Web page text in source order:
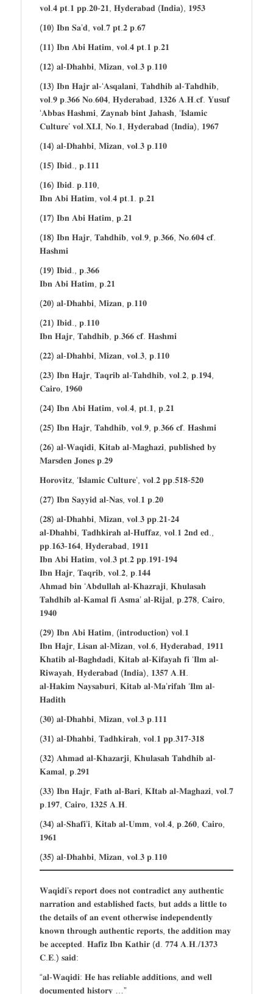
𝐯𝐨𝐥.𝟒 𝐩𝐭.𝟏 𝐩𝐩.𝟐𝟎-𝟐𝟏, 𝐇𝐲𝐝𝐞𝐫𝐚𝐛𝐚𝐝 (𝐈𝐧𝐝𝐢𝐚), 𝟏𝟗𝟓𝟑
(𝟏𝟎) 𝐈𝐛𝐧 𝐒𝐚’𝐝, 𝐯𝐨𝐥.𝟕 𝐩𝐭.𝟐 𝐩.𝟔𝟕
(𝟏𝟏) 𝐈𝐛𝐧 𝐀𝐛𝐢 𝐇𝐚𝐭𝐢𝐦, 𝐯𝐨𝐥.𝟒 𝐩𝐭.𝟏 𝐩.𝟐𝟏
(𝟏𝟐) 𝐚𝐥-𝐃𝐡𝐚𝐡𝐛𝐢, 𝐌𝐢𝐳𝐚𝐧, 𝐯𝐨𝐥.𝟑 𝐩.𝟏𝟏𝟎
(𝟏𝟑) 𝐈𝐛𝐧 𝐇𝐚𝐣𝐫 𝐚𝐥-‘𝐀𝐬𝐪𝐚𝐥𝐚𝐧𝐢, 𝐓𝐚𝐡𝐝𝐡𝐢𝐛 𝐚𝐥-𝐓𝐚𝐡𝐝𝐡𝐢𝐛,
𝐯𝐨𝐥.𝟗 𝐩.𝟑𝟔𝟔 𝐍𝐨.𝟔𝟎𝟒, 𝐇𝐲𝐝𝐞𝐫𝐚𝐛𝐚𝐝, 𝟏𝟑𝟐𝟔 𝐀.𝐇.𝐜𝐟. 𝐘𝐮𝐬𝐮𝐟
‘𝐀𝐛𝐛𝐚𝐬 𝐇𝐚𝐬𝐡𝐦𝐢, 𝐙𝐚𝐲𝐧𝐚𝐛 𝐛𝐢𝐧𝐭 𝐉𝐚𝐡𝐚𝐬𝐡, ‘𝐈𝐬𝐥𝐚𝐦𝐢𝐜
𝐂𝐮𝐥𝐭𝐮𝐫𝐞’ 𝐯𝐨𝐥.𝐗𝐋𝐈, 𝐍𝐨.𝟏, 𝐇𝐲𝐝𝐞𝐫𝐚𝐛𝐚𝐝 (𝐈𝐧𝐝𝐢𝐚), 𝟏𝟗𝟔𝟕
(𝟏𝟒) 𝐚𝐥-𝐃𝐡𝐚𝐡𝐛𝐢, 𝐌𝐢𝐳𝐚𝐧, 𝐯𝐨𝐥.𝟑 𝐩.𝟏𝟏𝟎
(𝟏𝟓) 𝐈𝐛𝐢𝐝., 𝐩.𝟏𝟏𝟏
(𝟏𝟔) 𝐈𝐛𝐢𝐝. 𝐩.𝟏𝟏𝟎,
𝐈𝐛𝐧 𝐀𝐛𝐢 𝐇𝐚𝐭𝐢𝐦, 𝐯𝐨𝐥.𝟒 𝐩𝐭.𝟏. 𝐩.𝟐𝟏
(𝟏𝟕) 𝐈𝐛𝐧 𝐀𝐛𝐢 𝐇𝐚𝐭𝐢𝐦, 𝐩.𝟐𝟏
(𝟏𝟖) 𝐈𝐛𝐧 𝐇𝐚𝐣𝐫, 𝐓𝐚𝐡𝐝𝐡𝐢𝐛, 𝐯𝐨𝐥.𝟗, 𝐩.𝟑𝟔𝟔, 𝐍𝐨.𝟔𝟎𝟒 𝐜𝐟.
𝐇𝐚𝐬𝐡𝐦𝐢
(𝟏𝟗) 𝐈𝐛𝐢𝐝., 𝐩.𝟑𝟔𝟔
𝐈𝐛𝐧 𝐀𝐛𝐢 𝐇𝐚𝐭𝐢𝐦, 𝐩.𝟐𝟏
(𝟐𝟎) 𝐚𝐥-𝐃𝐡𝐚𝐡𝐛𝐢, 𝐌𝐢𝐳𝐚𝐧, 𝐩.𝟏𝟏𝟎
(𝟐𝟏) 𝐈𝐛𝐢𝐝., 𝐩.𝟏𝟏𝟎
𝐈𝐛𝐧 𝐇𝐚𝐣𝐫, 𝐓𝐚𝐡𝐝𝐡𝐢𝐛, 𝐩.𝟑𝟔𝟔 𝐜𝐟. 𝐇𝐚𝐬𝐡𝐦𝐢
(𝟐𝟐) 𝐚𝐥-𝐃𝐡𝐚𝐡𝐛𝐢, 𝐌𝐢𝐳𝐚𝐧, 𝐯𝐨𝐥.𝟑, 𝐩.𝟏𝟏𝟎
(𝟐𝟑) 𝐈𝐛𝐧 𝐇𝐚𝐣𝐫, 𝐓𝐚𝐪𝐫𝐢𝐛 𝐚𝐥-𝐓𝐚𝐡𝐝𝐡𝐢𝐛, 𝐯𝐨𝐥.𝟐, 𝐩.𝟏𝟗𝟒,
𝐂𝐚𝐢𝐫𝐨, 𝟏𝟗𝟔𝟎
(𝟐𝟒) 𝐈𝐛𝐧 𝐀𝐛𝐢 𝐇𝐚𝐭𝐢𝐦, 𝐯𝐨𝐥.𝟒, 𝐩𝐭.𝟏, 𝐩.𝟐𝟏
(𝟐𝟓) 𝐈𝐛𝐧 𝐇𝐚𝐣𝐫, 𝐓𝐚𝐡𝐝𝐡𝐢𝐛, 𝐯𝐨𝐥.𝟗, 𝐩.𝟑𝟔𝟔 𝐜𝐟. 𝐇𝐚𝐬𝐡𝐦𝐢
(𝟐𝟔) 𝐚𝐥-𝐖𝐚𝐪𝐢𝐝𝐢, 𝐊𝐢𝐭𝐚𝐛 𝐚𝐥-𝐌𝐚𝐠𝐡𝐚𝐳𝐢, 𝐩𝐮𝐛𝐥𝐢𝐬𝐡𝐞𝐝 𝐛𝐲
𝐌𝐚𝐫𝐬𝐝𝐞𝐧 𝐉𝐨𝐧𝐞𝐬 𝐩.𝟐𝟗
𝐇𝐨𝐫𝐨𝐯𝐢𝐭𝐳, ‘𝐈𝐬𝐥𝐚𝐦𝐢𝐜 𝐂𝐮𝐥𝐭𝐮𝐫𝐞’, 𝐯𝐨𝐥.𝟐 𝐩𝐩.𝟓𝟏𝟖-𝟓𝟐𝟎
(𝟐𝟕) 𝐈𝐛𝐧 𝐒𝐚𝐲𝐲𝐢𝐝 𝐚𝐥-𝐍𝐚𝐬, 𝐯𝐨𝐥.𝟏 𝐩.𝟐𝟎
(𝟐𝟖) 𝐚𝐥-𝐃𝐡𝐚𝐡𝐛𝐢, 𝐌𝐢𝐳𝐚𝐧, 𝐯𝐨𝐥.𝟑 𝐩𝐩.𝟐𝟏-𝟐𝟒
𝐚𝐥-𝐃𝐡𝐚𝐡𝐛𝐢, 𝐓𝐚𝐝𝐡𝐤𝐢𝐫𝐚𝐡 𝐚𝐥-𝐇𝐮𝐟𝐟𝐚𝐳, 𝐯𝐨𝐥.𝟏 𝟐𝐧𝐝 𝐞𝐝.,
𝐩𝐩.𝟏𝟔𝟑-𝟏𝟔𝟒, 𝐇𝐲𝐝𝐞𝐫𝐚𝐛𝐚𝐝, 𝟏𝟗𝟏𝟏
𝐈𝐛𝐧 𝐀𝐛𝐢 𝐇𝐚𝐭𝐢𝐦, 𝐯𝐨𝐥.𝟑 𝐩𝐭.𝟐 𝐩𝐩.𝟏𝟗𝟏-𝟏𝟗𝟒
𝐈𝐛𝐧 𝐇𝐚𝐣𝐫, 𝐓𝐚𝐪𝐫𝐢𝐛, 𝐯𝐨𝐥.𝟐, 𝐩.𝟏𝟒𝟒
𝐀𝐡𝐦𝐚𝐝 𝐛𝐢𝐧 ‘𝐀𝐛𝐝𝐮𝐥𝐥𝐚𝐡 𝐚𝐥-𝐊𝐡𝐚𝐳𝐫𝐚𝐣𝐢, 𝐊𝐡𝐮𝐥𝐚𝐬𝐚𝐡
𝐓𝐚𝐡𝐝𝐡𝐢𝐛 𝐚𝐥-𝐊𝐚𝐦𝐚𝐥 𝐟𝐢 𝐀𝐬𝐦𝐚’ 𝐚𝐥-𝐑𝐢𝐣𝐚𝐥, 𝐩.𝟐𝟕𝟖, 𝐂𝐚𝐢𝐫𝐨,
𝟏𝟗𝟒𝟎
(𝟐𝟗) 𝐈𝐛𝐧 𝐀𝐛𝐢 𝐇𝐚𝐭𝐢𝐦, (𝐢𝐧𝐭𝐫𝐨𝐝𝐮𝐜𝐭𝐢𝐨𝐧) 𝐯𝐨𝐥.𝟏
𝐈𝐛𝐧 𝐇𝐚𝐣𝐫, 𝐋𝐢𝐬𝐚𝐧 𝐚𝐥-𝐌𝐢𝐳𝐚𝐧, 𝐯𝐨𝐥.𝟔, 𝐇𝐲𝐝𝐞𝐫𝐚𝐛𝐚𝐝, 𝟏𝟗𝟏𝟏
𝐊𝐡𝐚𝐭𝐢𝐛 𝐚𝐥-𝐁𝐚𝐠𝐡𝐝𝐚𝐝𝐢, 𝐊𝐢𝐭𝐚𝐛 𝐚𝐥-𝐊𝐢𝐟𝐚𝐲𝐚𝐡 𝐟𝐢 ‘𝐈𝐥𝐦 𝐚𝐥-
𝐑𝐢𝐰𝐚𝐲𝐚𝐡, 𝐇𝐲𝐝𝐞𝐫𝐚𝐛𝐚𝐝 (𝐈𝐧𝐝𝐢𝐚), 𝟏𝟑𝟓𝟕 𝐀.𝐇.
𝐚𝐥-𝐇𝐚𝐤𝐢𝐦 𝐍𝐚𝐲𝐬𝐚𝐛𝐮𝐫𝐢, 𝐊𝐢𝐭𝐚𝐛 𝐚𝐥-𝐌𝐚’𝐫𝐢𝐟𝐚𝐡 ‘𝐈𝐥𝐦 𝐚𝐥-
𝐇𝐚𝐝𝐢𝐭𝐡
(𝟑𝟎) 𝐚𝐥-𝐃𝐡𝐚𝐡𝐛𝐢, 𝐌𝐢𝐳𝐚𝐧, 𝐯𝐨𝐥.𝟑 𝐩.𝟏𝟏𝟏
(𝟑𝟏) 𝐚𝐥-𝐃𝐡𝐚𝐡𝐛𝐢, 𝐓𝐚𝐝𝐡𝐤𝐢𝐫𝐚𝐡, 𝐯𝐨𝐥.𝟏 𝐩𝐩.𝟑𝟏𝟕-𝟑𝟏𝟖
(𝟑𝟐) 𝐀𝐡𝐦𝐚𝐝 𝐚𝐥-𝐊𝐡𝐚𝐳𝐚𝐫𝐣𝐢, 𝐊𝐡𝐮𝐥𝐚𝐬𝐚𝐡 𝐓𝐚𝐡𝐝𝐡𝐢𝐛 𝐚𝐥-
𝐊𝐚𝐦𝐚𝐥, 𝐩.𝟐𝟗𝟏
(𝟑𝟑) 𝐈𝐛𝐧 𝐇𝐚𝐣𝐫, 𝐅𝐚𝐭𝐡 𝐚𝐥-𝐁𝐚𝐫𝐢, 𝐊𝐈𝐭𝐚𝐛 𝐚𝐥-𝐌𝐚𝐠𝐡𝐚𝐳𝐢, 𝐯𝐨𝐥.𝟕
𝐩.𝟏𝟗𝟕, 𝐂𝐚𝐢𝐫𝐨, 𝟏𝟑𝟐𝟓 𝐀.𝐇.
(𝟑𝟒) 𝐚𝐥-𝐒𝐡𝐚𝐟𝐢’𝐢, 𝐊𝐢𝐭𝐚𝐛 𝐚𝐥-𝐔𝐦𝐦, 𝐯𝐨𝐥.𝟒, 𝐩.𝟐𝟔𝟎, 𝐂𝐚𝐢𝐫𝐨,
𝟏𝟗𝟔𝟏
(𝟑𝟓) 𝐚𝐥-𝐃𝐡𝐚𝐡𝐛𝐢, 𝐌𝐢𝐳𝐚𝐧, 𝐯𝐨𝐥.𝟑 𝐩.𝟏𝟏𝟎
𝐖𝐚𝐪𝐢𝐝𝐢’𝐬 𝐫𝐞𝐩𝐨𝐫𝐭 𝐝𝐨𝐞𝐬 𝐧𝐨𝐭 𝐜𝐨𝐧𝐭𝐫𝐚𝐝𝐢𝐜𝐭 𝐚𝐧𝐲 𝐚𝐮𝐭𝐡𝐞𝐧𝐭𝐢𝐜
𝐧𝐚𝐫𝐫𝐚𝐭𝐢𝐨𝐧 𝐚𝐧𝐝 𝐞𝐬𝐭𝐚𝐛𝐥𝐢𝐬𝐡𝐞𝐝 𝐟𝐚𝐜𝐭𝐬, 𝐛𝐮𝐭 𝐚𝐝𝐝𝐬 𝐚 𝐥𝐢𝐭𝐭𝐥𝐞 𝐭𝐨
𝐭𝐡𝐞 𝐝𝐞𝐭𝐚𝐢𝐥𝐬 𝐨𝐟 𝐚𝐧 𝐞𝐯𝐞𝐧𝐭 𝐨𝐭𝐡𝐞𝐫𝐰𝐢𝐬𝐞 𝐢𝐧𝐝𝐞𝐩𝐞𝐧𝐝𝐞𝐧𝐭𝐥𝐲
𝐤𝐧𝐨𝐰𝐧 𝐭𝐡𝐫𝐨𝐮𝐠𝐡 𝐚𝐮𝐭𝐡𝐞𝐧𝐭𝐢𝐜 𝐫𝐞𝐩𝐨𝐫𝐭𝐬, 𝐭𝐡𝐞 𝐚𝐝𝐝𝐢𝐭𝐢𝐨𝐧 𝐦𝐚𝐲
𝐛𝐞 𝐚𝐜𝐜𝐞𝐩𝐭𝐞𝐝. 𝐇𝐚𝐟𝐢𝐳 𝐈𝐛𝐧 𝐊𝐚𝐭𝐡𝐢𝐫 (𝐝. 𝟕𝟕𝟒 𝐀.𝐇./𝟏𝟑𝟕𝟑
𝐂.𝐄.) 𝐬𝐚𝐢𝐝:
“𝐚𝐥-𝐖𝐚𝐪𝐢𝐝𝐢: 𝐇𝐞 𝐡𝐚𝐬 𝐫𝐞𝐥𝐢𝐚𝐛𝐥𝐞 𝐚𝐝𝐝𝐢𝐭𝐢𝐨𝐧𝐬, 𝐚𝐧𝐝 𝐰𝐞𝐥𝐥
𝐝𝐨𝐜𝐮𝐦𝐞𝐧𝐭𝐞𝐝 𝐡𝐢𝐬𝐭𝐨𝐫𝐲 …”